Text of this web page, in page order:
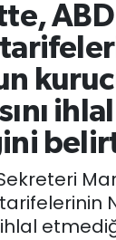
ihlal
ihlal
Haberleri